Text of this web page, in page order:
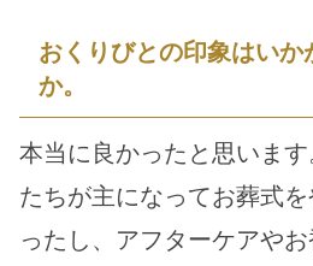
おくりびとの印象はいか
か。
本当に良かったと思いま
たちが主になってお葬式
ったし、アフターケアや